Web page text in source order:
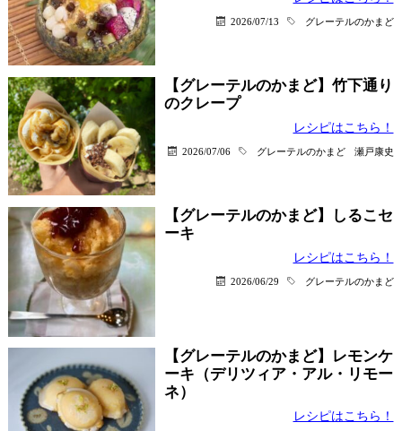
2026/07/13 グレーテルのかまど
【グレーテルのかまど】竹下通り
のクレープ
レシピはこちら！
2026/07/06 グレーテルのかまど 瀬戸康史
【グレーテルのかまど】しるこセ
ーキ
レシピはこちら！
2026/06/29 グレーテルのかまど
【グレーテルのかまど】レモンケ
ーキ（デリツィア・アル・リモー
ネ）
レシピはこちら！